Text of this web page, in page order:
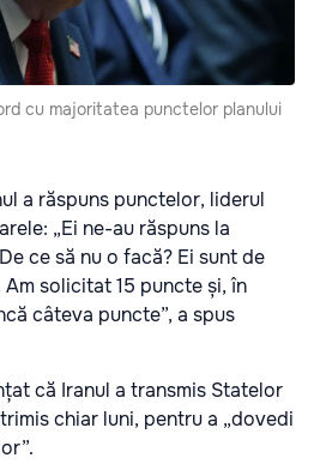
cu majoritatea punctelor planului
a răspuns punctelor, liderul
„Ei ne-au răspuns la
ce să nu o facă? Ei sunt de
solicitat 15 puncte și, în
câteva puncte”, a spus
că Iranul a transmis Statelor
chiar luni, pentru a „dovedi